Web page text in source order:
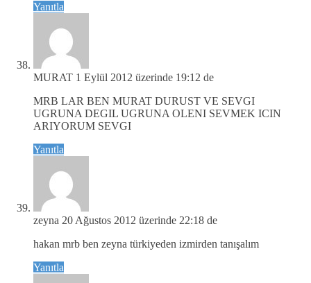
Yanıtla
MURAT 1 Eylül 2012 üzerinde 19:12 de
MRB LAR BEN MURAT DURUST VE SEVGI
UGRUNA DEGIL UGRUNA OLENI SEVMEK ICIN
ARIYORUM SEVGI
Yanıtla
zeyna 20 Ağustos 2012 üzerinde 22:18 de
hakan mrb ben zeyna türkiyeden izmirden tanışalım
Yanıtla